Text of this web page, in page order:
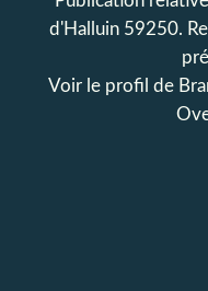
d'Halluin 59250.
Voir le profil de